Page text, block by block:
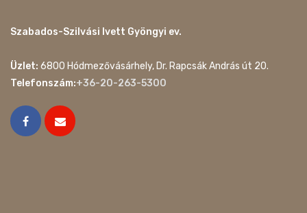
Szabados-Szilvási Ivett Gyöngyi ev.
Üzlet: 6800 Hódmezővásárhely, Dr. Rapcsák András út 20.
Telefonszám:+36-20-263-5300